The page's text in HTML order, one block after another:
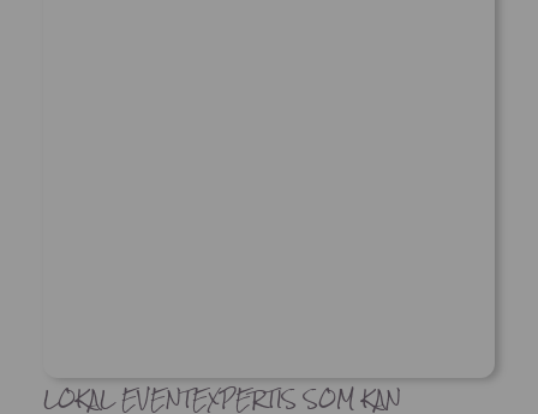
LOKAL EVENTEXPERTIS SOM KAN